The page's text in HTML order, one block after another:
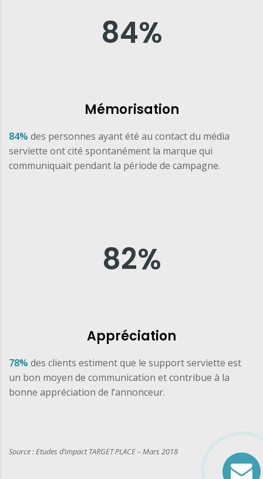
84%
Mémorisation
84% des personnes ayant été au contact du média
serviette ont cité spontanément la marque qui
communiquait pendant la période de campagne.
82%
Appréciation
78% des clients estiment que le support serviette est
un bon moyen de communication et contribue à la
bonne appréciation de l’annonceur.
Source : Etudes d’impact TARGET PLACE – Mars 2018